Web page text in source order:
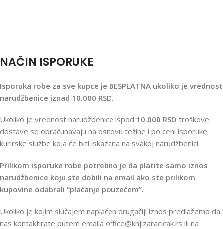
NAČIN ISPORUKE
Isporuka robe za sve kupce je BESPLATNA ukoliko je vrednost
narudžbenice iznad 10.000 RSD.
Ukoliko je vrednost narudžbenice ispod 10.000 RSD troškove
dostave se obračunavaju na osnovu težine i po ceni isporuke
kurirske službe koja će biti iskazana na svakoj narudžbenici.
Prilikom isporuke robe potrebno je da platite samo iznos
narudžbenice koju ste dobili na email ako ste prilikom
kupovine odabrali “plaćanje pouzećem”.
Ukoliko je kojim slučajem naplaćen drugačiji iznos predlažemo da
nas kontaktirate putem emaila office@knjizaracicak.rs ili na